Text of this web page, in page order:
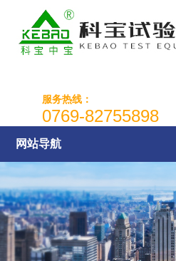
服务热线：
0769-82755898
网站导航